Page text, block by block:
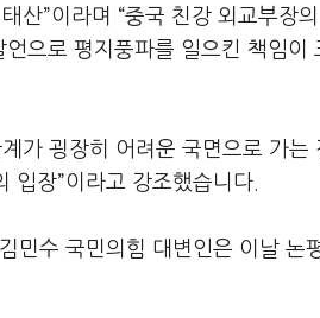
산”이라며 “중국 친강 외교부장
으로 평지풍파를 일으킨 책임이
가 굉장히 어려운 국면으로 가는
입장”이라고 강조했습니다.
민수 국민의힘 대변인은 이날 논